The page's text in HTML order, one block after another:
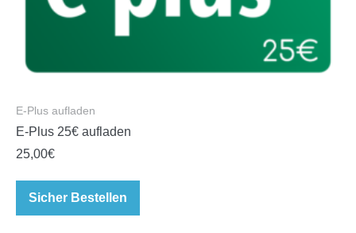
E-Plus aufladen
E-Plus 25€ aufladen
25,00€
Sicher Bestellen